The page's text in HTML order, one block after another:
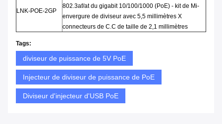
LNK-POE-2GP
802.3af/at du gigabit 10/100/1000 (PoE) - kit de Mi-
envergure de diviseur avec 5,5 millimètres X
connecteurs de C.C de taille de 2,1 millimètres
Tags:
diviseur de puissance de 5V PoE
Injecteur de diviseur de puissance de PoE
Diviseur d'injecteur d'USB PoE